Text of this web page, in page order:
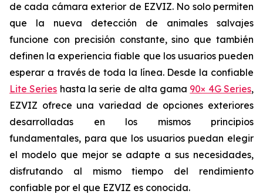
de cada cámara exterior de EZVIZ. No solo permiten
que la nueva detección de animales salvajes
funcione con precisión constante, sino que también
definen la experiencia fiable que los usuarios pueden
esperar a través de toda la línea. Desde la confiable
Lite Series hasta la serie de alta gama 90× 4G Series,
EZVIZ ofrece una variedad de opciones exteriores
desarrolladas en los mismos principios
fundamentales, para que los usuarios puedan elegir
el modelo que mejor se adapte a sus necesidades,
disfrutando al mismo tiempo del rendimiento
confiable por el que EZVIZ es conocida.